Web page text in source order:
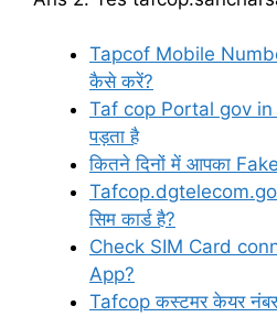
Tapcof Mobile
कैसे करें?
Taf cop Portal gov in
पड़ता है
कितने दिनों में आपका
सिम कार्ड है?
Check SIM Card
App?
Tafcop कस्टमर केयर नंबर